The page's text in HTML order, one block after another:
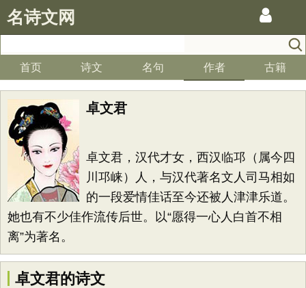
名诗文网
首页 诗文 名句 作者 古籍
卓文君
卓文君，汉代才女，西汉临邛（属今四
川邛崃）人，与汉代著名文人司马相如
的一段爱情佳话至今还被人津津乐道。
她也有不少佳作流传后世。以“愿得一心人白首不相
离”为著名。
卓文君的诗文